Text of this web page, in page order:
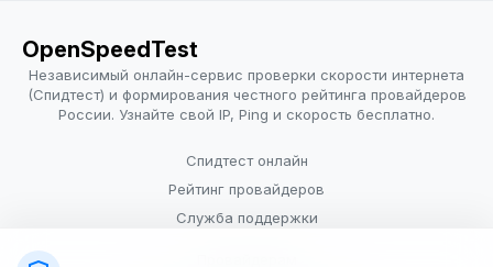
OpenSpeedTest
Независимый онлайн-сервис проверки скорости интернета
(Спидтест) и формирования честного рейтинга провайдеров
России. Узнайте свой IP, Ping и скорость бесплатно.
Спидтест онлайн
Рейтинг провайдеров
Служба поддержки